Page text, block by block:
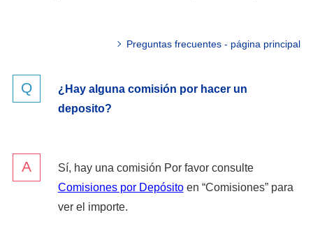
Preguntas frecuentes - página principal
¿Hay alguna comisión por hacer un
deposito?
Sí, hay una comisión Por favor consulte
Comisiones por Depósitoen “Comisiones” para
ver el importe.